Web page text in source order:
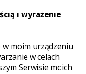
i wyrażenie
w moim urządzeniu
w celach
Serwisie moich